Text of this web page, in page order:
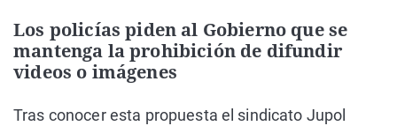
Los policías piden al Gobierno que se
mantenga la prohibición de difundir
videos o imágenes
Tras conocer esta propuesta el sindicato Jupol